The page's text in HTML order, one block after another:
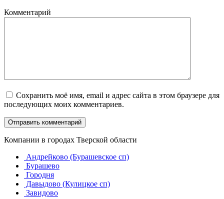
Комментарий
Сохранить моё имя, email и адрес сайта в этом браузере для
последующих моих комментариев.
Компании в городах Тверской области
Андрейково (Бурашевское сп)
Бурашево
Городня
Давыдово (Кулицкое сп)
Завидово